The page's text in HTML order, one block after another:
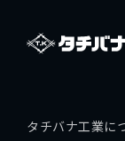
タチバナ工業に